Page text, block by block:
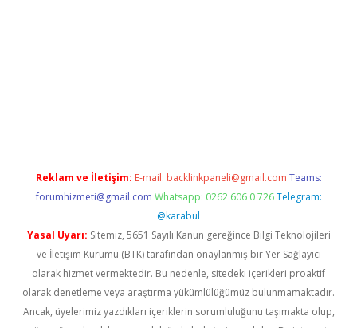
Reklam ve İletişim: E-mail: backlinkpaneli@gmail.com Teams:
forumhizmeti@gmail.com Whatsapp: 0262 606 0 726 Telegram:
@karabul
Yasal Uyarı: Sitemiz, 5651 Sayılı Kanun gereğince Bilgi Teknolojileri
ve İletişim Kurumu (BTK) tarafından onaylanmış bir Yer Sağlayıcı
olarak hizmet vermektedir. Bu nedenle, sitedeki içerikleri proaktif
olarak denetleme veya araştırma yükümlülüğümüz bulunmamaktadır.
Ancak, üyelerimiz yazdıkları içeriklerin sorumluluğunu taşımakta olup,